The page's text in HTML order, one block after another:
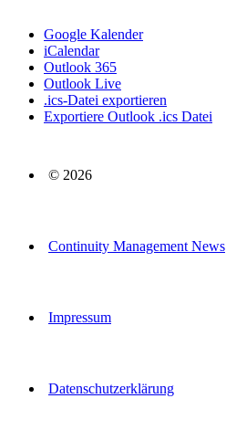
Google Kalender
iCalendar
Outlook 365
Outlook Live
.ics-Datei exportieren
Exportiere Outlook .ics Datei
© 2026
Continuity Management News
Impressum
Datenschutzerklärung